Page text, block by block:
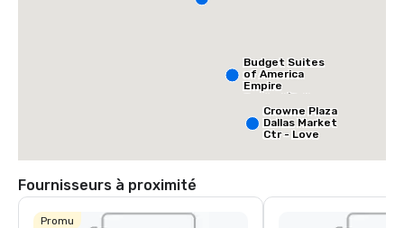
Crowne Plaza
Dallas Market
Ctr - Love
Budget Suites
of America
Empire
Central/Dallas
Fournisseurs à proximité
Promu